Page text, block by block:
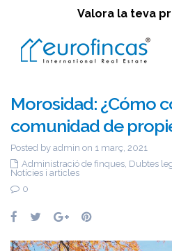
Valora la teva
Morosidad: ¿Cómo
comunidad de
Posted by admin on 1 març, 2021
Administració de finques, Dubtes
Notícies i articles
0